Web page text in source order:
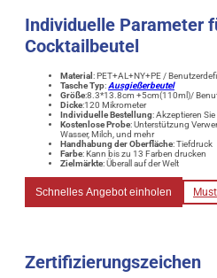
Individuelle Parameter
Cocktailbeutel
Material : PET+AL+NY+PE /
Tasche Typ:Ausgießerbeutel
Größe:8.3*13.8cm +5cm(110ml)/
Dicke:120 Mikrometer
Individuelle Bestellung: Akzeptieren Sie
Kostenlose Probe: Unterstützung
Wasser, Milch, und mehr
Handhabung der Oberfläche: Tiefdruck
Farbe: Kann bis zu 13 Farben drucken
Zielmärkte: Überall auf der Welt
Schnelles Angebot einholen
Zertifizierungszeichen